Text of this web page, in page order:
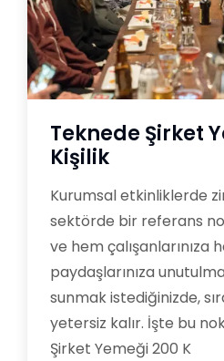
Teknede Şirket
Kişilik
Kurumsal etkinliklerde
sektörde bir referans
ve hem çalışanlarınıza
paydaşlarınıza
sunmak istediğinizde,
yetersiz kalır. İşte bu
Şirket Yemeği 200 K